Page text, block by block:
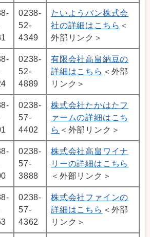
0238-
52-
4349
たいようパン株式会
社の詳細はこちら ＜
外部リンク＞
0238-
52-
4889
有限会社高畠納豆の
詳細はこちら ＜外部
リンク＞
0238-
57-
4402
株式会社たかはたフ
ァームの詳細はこち
ら ＜外部リンク＞
0238-
57-
3888
株式会社高畠ワイナ
リーの詳細はこちら
＜外部リンク＞
0238-
57-
4362
株式会社ファインの
詳細はこちら ＜外部
リンク＞